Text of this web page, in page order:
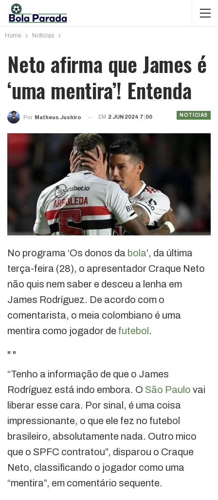
Home Notícias
Neto afirma que James é
‘uma mentira’! Entenda
NOTÍCIAS
Por Matheus Jushiro EM 2 JUN 2024 7:00
No programa ‘Os donos da bola’, da última
terça-feira (28), o apresentador Craque Neto
não quis nem saber e desceu a lenha em
James Rodríguez. De acordo com o
comentarista, o meia colombiano é uma
mentira como jogador de futebol .
" "
“Tenho a informação de que o James
Rodríguez está indo embora. O São Paulo vai
liberar esse cara. Por sinal, é uma coisa
impressionante, o que ele fez no futebol
brasileiro, absolutamente nada. Outro mico
que o SPFC contratou”, disparou o Craque
Neto, classificando o jogador como uma
“mentira”, em comentário sequente.